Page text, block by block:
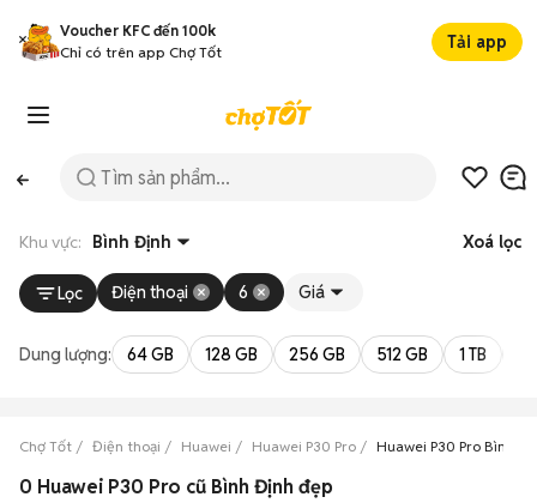
Voucher KFC đến 100k
Chỉ có trên app Chợ Tốt
Tải app
Khu vực: Bình Định Xoá lọc
Lọc Điện thoại 6 Giá
Dung lượng: 64 GB 128 GB 256 GB 512 GB 1 TB
Chợ Tốt Điện thoại Huawei Huawei P30 Pro Huawei P30 Pro Bình
0 Huawei P30 Pro cũ Bình Định đẹp